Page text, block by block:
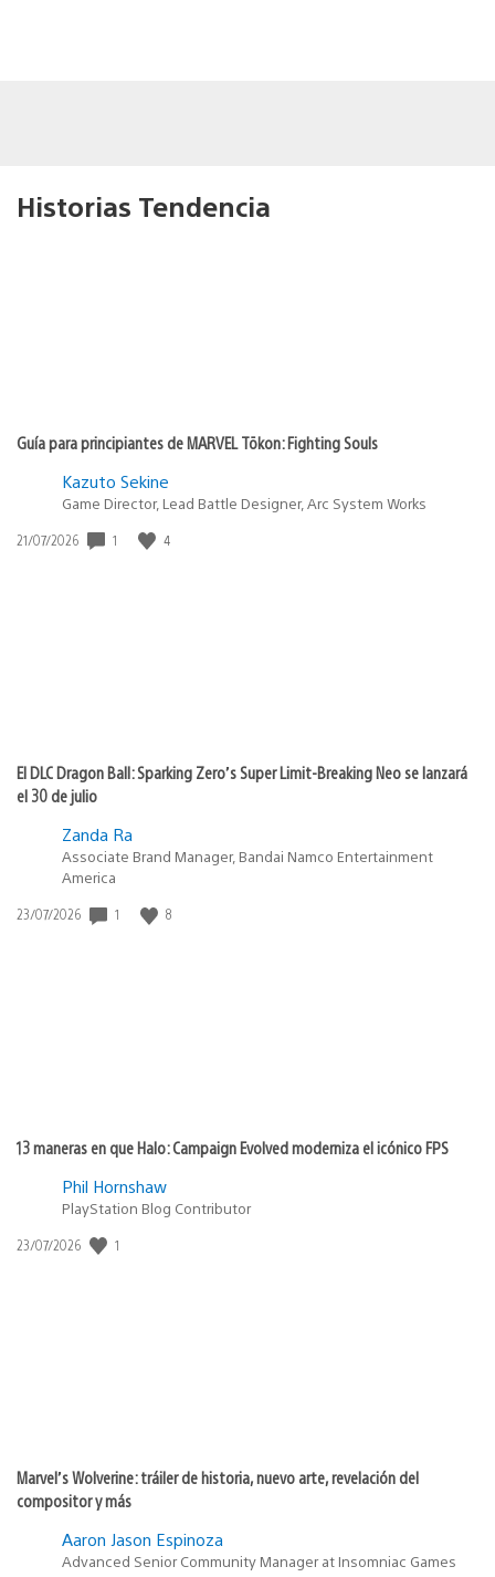
Historias Tendencia
Guía para principiantes de MARVEL Tōkon: Fighting Souls
Kazuto Sekine
Game Director, Lead Battle Designer, Arc System Works
Fecha
21/07/2026 1 4
El DLC Dragon Ball: Sparking Zero’s Super Limit-Breaking Neo se lanzará
el 30 de julio
Zanda Ra
Associate Brand Manager, Bandai Namco Entertainment
America
Fecha
23/07/2026 1 8
13 maneras en que Halo: Campaign Evolved moderniza el icónico FPS
Phil Hornshaw
PlayStation Blog Contributor
Fecha
23/07/2026 1
Marvel’s Wolverine: tráiler de historia, nuevo arte, revelación del
compositor y más
Aaron Jason Espinoza
Advanced Senior Community Manager at Insomniac Games